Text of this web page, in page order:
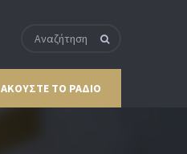
ΑΚΟΥΣΤΕ ΤΟ ΡΑΔΙΟ